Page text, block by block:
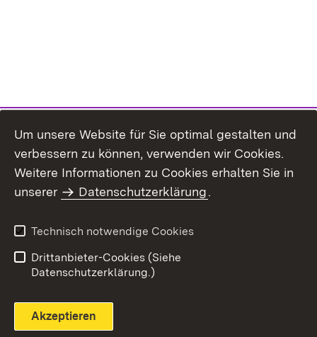
Themenübersicht
Um unsere Website für Sie optimal gestalten und
verbessern zu können, verwenden wir Cookies.
Weitere Informationen zu Cookies erhalten Sie in
unserer
Datenschutzerklärung.
Technisch notwendige Cookies
Drittanbieter-Cookies (Siehe
Datenschutzerklärung.)
Akzeptieren